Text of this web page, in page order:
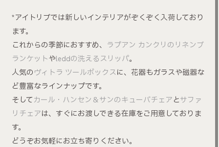
*アイトリブでは新しいインテリアがぞくぞく入荷しており
ます。
これからの季節におすすめ、 ラプアン カンクリのリネンブ
ランケットやleddの洗えるスリッパ。
人気の ヴィトラ ツールボックスに、花器もガラスや磁器な
ど豊富なラインナップです。
そして カール・ハンセン＆サンのキューバチェア とサファ
リチェアは、すぐにお渡しできる在庫をご用意しておりま
す。
どうぞお気軽にお立ち寄りください。